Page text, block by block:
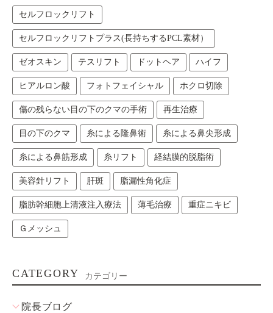
セルフロックリフト
セルフロックリフトプラス(長持ちするPCL素材）
ゼオスキン テスリフト ドットヘア ハイフ
ヒアルロン酸 フォトフェイシャル ホクロ切除
傷の残らない目の下のクマの手術 再生治療
目の下のクマ 糸による隆鼻術 糸による鼻尖形成
糸による鼻筋形成 糸リフト 経結膜的脱脂術
美容針リフト 肝斑 脂漏性角化症
脂肪幹細胞上清液注入療法 薄毛治療 重症ニキビ
Ｇメッシュ
CATEGORY カテゴリー
院長ブログ